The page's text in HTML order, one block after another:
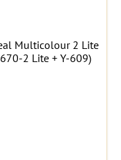
Multicolour 2 Lite
2 Lite + Y-609)